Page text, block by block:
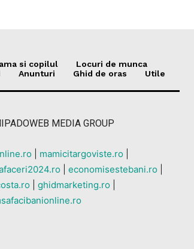
si copilul
Locuri de munca
Anunturi Ghid de oras Utile
MEDIA GROUP
mamicitargoviste.ro
economisestebani.ro
ghidmarketing.ro